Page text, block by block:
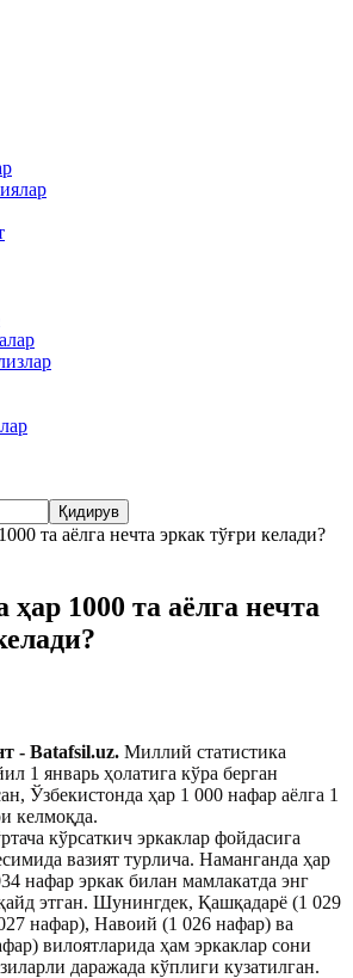
ҳар 1000 та аёлга нечта
- Batafsil.uz. Миллий статистика
1 январь ҳолатига кўра берган
Ўзбекистонда ҳар 1 000 нафар аёлга 1
келмоқда.
кўрсаткич эркаклар фойдасига
вазият турлича. Наманганда ҳар
нафар эркак билан мамлакатда энг
этган. Шунингдек, Қашқадарё (1 029
нафар), Навоий (1 026 нафар) ва
вилоятларида ҳам эркаклар сони
даражада кўплиги кузатилган.